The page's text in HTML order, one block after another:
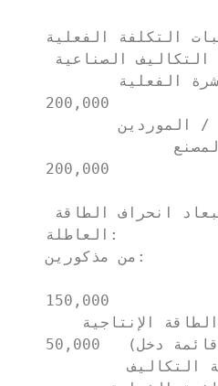
التكلفة الفعلية:
200,000
200,000
العاطلة:
من مذكورين:
150,000
العاطلة (مصروف قائمة دخل)   50,000